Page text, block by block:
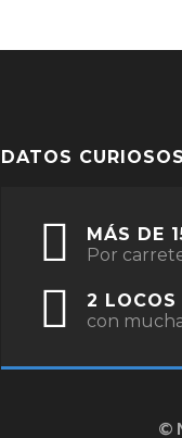
DATOS CURIOSOS
MÁS DE
Por
2 LOCOS
con
©